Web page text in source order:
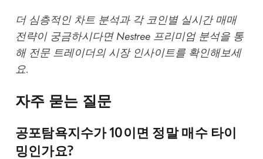
더 심층적인 차트 분석과 각 코인별 실시간 매매
전략이 궁금하시다면Nestree 프리미엄 분석을 통
해 전문 트레이더의 시장 인사이트를 확인해보세
요.
자주 묻는 질문
공포탐욕지수가 10이면 정말 매수 타이
밍인가요?